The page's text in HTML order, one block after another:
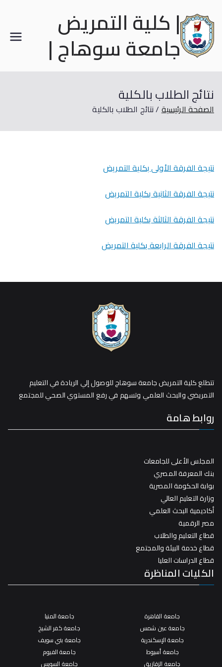
| كلية التمريض
جامعة سوهاج |
نتائج الطلاب بالكلية
الصفحة الرئيسية نتائج الطلاب بالكلية
نتيجة الفرقة الأولى بكلية التمريض
نتيجة الفرقة الثانية بكلية التمريض
نتيجة الفرقة الثالثة بكلية التمريض
نتيجة الفرقة الرابعة بكلية التمريض
تتطلع كلية التمريض جامعة سوهاج للوصول إلي الريادة في التعليم
التمريضي والبحث العلمي وتسهم في رفع المستوي الصحي للمجتمع
روابط هامة
المجلس الأعلى للجامعات
بنك المعرفة المصري
بوابة الحكومة المصرية
وزارة التعليم العالي
أكاديمية البحث العلمي
مصر الرقمية
قطاع التعليم والطلاب
قطاع خدمة البيئة والمجتمع
قطاع الدراسات العليا
الكليات المناظرة
جامعة القاهرة
جامعة عين شمس
جامعة الإسكندرية
جامعة أسيوط
جامعة الزقازيق
جامعة المنيا
جامعة كفر الشيخ
جامعة بني سويف
جامعة الفيوم
جامعة السويس